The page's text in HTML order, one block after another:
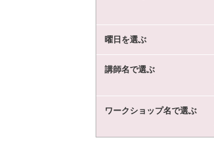
曜日を選ぶ
講師名で選ぶ
ワークショップ名で選ぶ